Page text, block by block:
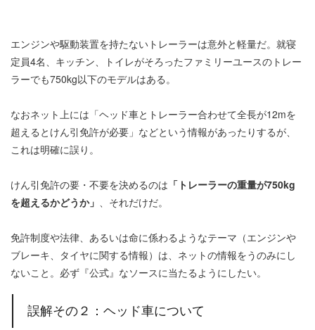
エンジンや駆動装置を持たないトレーラーは意外と軽量だ。就寝
定員4名、キッチン、トイレがそろったファミリーユースのトレー
ラーでも750kg以下のモデルはある。
なおネット上には「ヘッド車とトレーラー合わせて全長が12mを
超えるとけん引免許が必要」などという情報があったりするが、
これは明確に誤り。
けん引免許の要・不要を決めるのは 「トレーラーの重量が750kg
を超えるかどうか」 、それだけだ。
免許制度や法律、あるいは命に係わるようなテーマ（エンジンや
ブレーキ、タイヤに関する情報）は、ネットの情報をうのみにし
ないこと。必ず『公式』なソースに当たるようにしたい。
誤解その２：ヘッド車について